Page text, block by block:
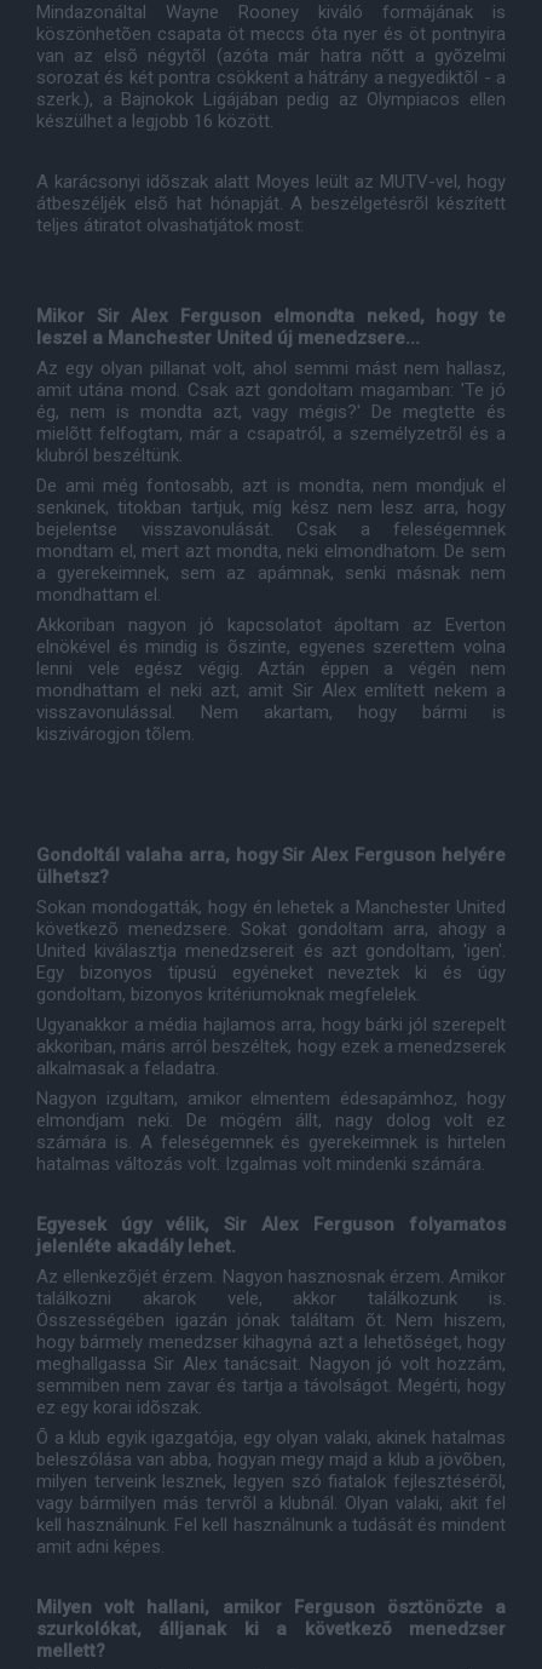
Mindazonáltal Wayne Rooney kiváló formájának is
köszönhetõen csapata öt meccs óta nyer és öt pontnyira
van az elsõ négytõl (azóta már hatra nõtt a gyõzelmi
sorozat és két pontra csökkent a hátrány a negyediktõl - a
szerk.), a Bajnokok Ligájában pedig az Olympiacos ellen
készülhet a legjobb 16 között.
A karácsonyi idõszak alatt Moyes leült az MUTV-vel, hogy
átbeszéljék elsõ hat hónapját. A beszélgetésrõl készített
teljes átiratot olvashatjátok most:
Mikor Sir Alex Ferguson elmondta neked, hogy te
leszel a Manchester United új menedzsere...
Az egy olyan pillanat volt, ahol semmi mást nem hallasz,
amit utána mond. Csak azt gondoltam magamban: 'Te jó
ég, nem is mondta azt, vagy mégis?' De megtette és
mielõtt felfogtam, már a csapatról, a személyzetrõl és a
klubról beszéltünk.
De ami még fontosabb, azt is mondta, nem mondjuk el
senkinek, titokban tartjuk, míg kész nem lesz arra, hogy
bejelentse visszavonulását. Csak a feleségemnek
mondtam el, mert azt mondta, neki elmondhatom. De sem
a gyerekeimnek, sem az apámnak, senki másnak nem
mondhattam el.
Akkoriban nagyon jó kapcsolatot ápoltam az Everton
elnökével és mindig is õszinte, egyenes szerettem volna
lenni vele egész végig. Aztán éppen a végén nem
mondhattam el neki azt, amit Sir Alex említett nekem a
visszavonulással. Nem akartam, hogy bármi is
kiszivárogjon tõlem.
Gondoltál valaha arra, hogy Sir Alex Ferguson helyére
ülhetsz?
Sokan mondogatták, hogy én lehetek a Manchester United
következõ menedzsere. Sokat gondoltam arra, ahogy a
United kiválasztja menedzsereit és azt gondoltam, 'igen'.
Egy bizonyos típusú egyéneket neveztek ki és úgy
gondoltam, bizonyos kritériumoknak megfelelek.
Ugyanakkor a média hajlamos arra, hogy bárki jól szerepelt
akkoriban, máris arról beszéltek, hogy ezek a menedzserek
alkalmasak a feladatra.
Nagyon izgultam, amikor elmentem édesapámhoz, hogy
elmondjam neki. De mögém állt, nagy dolog volt ez
számára is. A feleségemnek és gyerekeimnek is hirtelen
hatalmas változás volt. Izgalmas volt mindenki számára.
Egyesek úgy vélik, Sir Alex Ferguson folyamatos
jelenléte akadály lehet.
Az ellenkezõjét érzem. Nagyon hasznosnak érzem. Amikor
találkozni akarok vele, akkor találkozunk is.
Összességében igazán jónak találtam õt. Nem hiszem,
hogy bármely menedzser kihagyná azt a lehetõséget, hogy
meghallgassa Sir Alex tanácsait. Nagyon jó volt hozzám,
semmiben nem zavar és tartja a távolságot. Megérti, hogy
ez egy korai idõszak.
Õ a klub egyik igazgatója, egy olyan valaki, akinek hatalmas
beleszólása van abba, hogyan megy majd a klub a jövõben,
milyen terveink lesznek, legyen szó fiatalok fejlesztésérõl,
vagy bármilyen más tervrõl a klubnál. Olyan valaki, akit fel
kell használnunk. Fel kell használnunk a tudását és mindent
amit adni képes.
Milyen volt hallani, amikor Ferguson ösztönözte a
szurkolókat, álljanak ki a következõ menedzser
mellett?